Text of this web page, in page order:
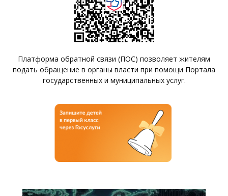
Платформа обратной связи (ПОС) позволяет жителям
подать обращение в органы власти при помощи Портала
государственных и муниципальных услуг.